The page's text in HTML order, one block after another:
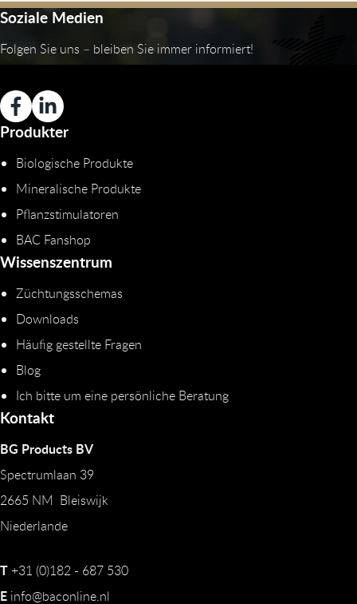
Soziale Medien
Folgen Sie uns – bleiben Sie immer informiert!
Produkter
Biologische Produkte
Mineralische Produkte
Pflanzstimulatoren
BAC Fanshop
Wissenszentrum
Züchtungsschemas
Downloads
Häufig gestellte Fragen
Blog
Ich bitte um eine persönliche Beratung
Kontakt
BG Products BV
Spectrumlaan 39
2665 NM Bleiswijk
Niederlande
T+31 (0)182 - 687 530
E info@baconline.nl